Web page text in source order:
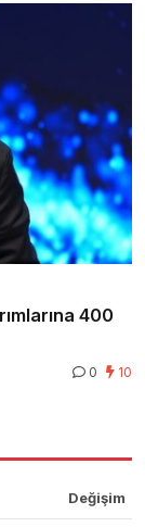
400
0 10
Değişim